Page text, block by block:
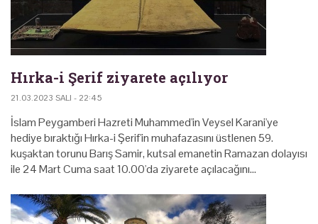
Hırka-i Şerif ziyarete açılıyor
21.03.2023 SALI - 22:45
İslam Peygamberi Hazreti Muhammed'in Veysel Karani'ye
hediye bıraktığı Hırka-i Şerif'in muhafazasını üstlenen 59.
kuşaktan torunu Barış Samir, kutsal emanetin Ramazan dolayısı
ile 24 Mart Cuma saat 10.00'da ziyarete açılacağını…